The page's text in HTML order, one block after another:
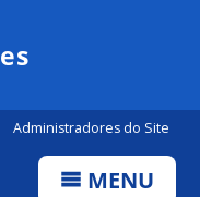
Administradores do Site
MENU